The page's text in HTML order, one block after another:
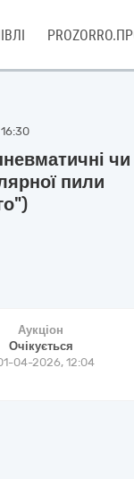
чи
пили
Аукціон
Очікується
04-2026, 12:04